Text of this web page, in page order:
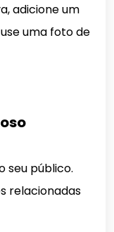
adicione um
uma foto de
seu público.
relacionadas